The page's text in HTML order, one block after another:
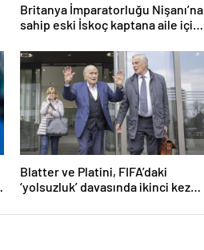
Britanya İmparatorluğu Nişanı’na
sahip eski İskoç kaptana aile içi
Blatter ve Platini, FIFA’daki
‘yolsuzluk’ davasında ikinci kez